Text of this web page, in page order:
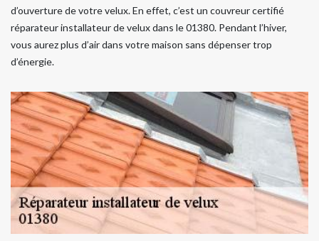
d’ouverture de votre velux. En effet, c’est un couvreur certifié
réparateur installateur de velux dans le 01380. Pendant l’hiver,
vous aurez plus d’air dans votre maison sans dépenser trop
d’énergie.